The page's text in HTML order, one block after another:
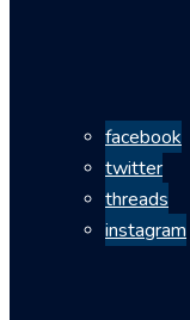
facebook
twitter
threads
instagram